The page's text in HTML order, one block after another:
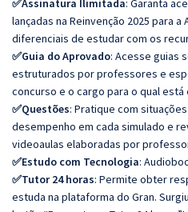
✅Assinatura Ilimitada: Garanta
lançadas na Reinvenção 2025 para a
diferenciais de estudar com os
✅Guia do Aprovado: Acesse guias
estruturados por professores e
concurso e o cargo para o qual está
✅Questões: Pratique com
desempenho em cada simulado e
videoaulas elaboradas por
✅Estudo com Tecnologia:
✅Tutor 24 horas: Permite obter
estuda na plataforma do Gran.